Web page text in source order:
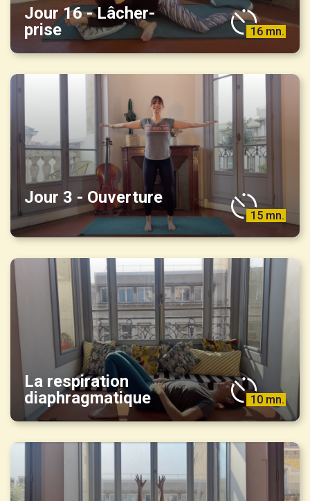
Jour 16 - Lâcher-
prise
16 mn.
Jour 3 - Ouverture
15 mn.
La respiration
diaphragmatique
10 mn.